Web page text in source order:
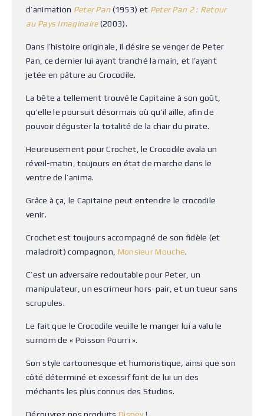
d’animation Peter Pan(1953) et Peter Pan 2 : Retour
au Pays Imaginaire(2003).
Dans l’histoire originale, il désire se venger de Peter
Pan, ce dernier lui ayant tranché la main, et l’ayant
jetée en pâture au Crocodile.
La bête a tellement trouvé le Capitaine à son goût,
qu’elle le poursuit désormais où qu’il aille, afin de
pouvoir déguster la totalité de la chair du pirate.
Heureusement pour Crochet, le Crocodile avala un
réveil-matin, toujours en état de marche dans le
ventre de l’anima.
Grâce à ça, le Capitaine peut entendre le crocodile
venir.
Crochet est toujours accompagné de son fidèle (et
maladroit) compagnon, Monsieur Mouche.
C’est un adversaire redoutable pour Peter, un
manipulateur, un escrimeur hors-pair, et un tueur sans
scrupules.
Le fait que le Crocodile veuille le manger lui a valu le
surnom de « Poisson Pourri ».
Son style cartoonesque et humoristique, ainsi que son
côté déterminé et excessif font de lui un des
méchants les plus connus des Studios.